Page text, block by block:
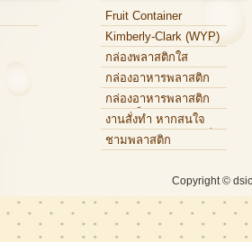
Fruit Container
Kimberly-Clark (WYP)
กล่องพลาสติกใส
กล่องอาหารพลาสติก
กล่องอาหารพลาสติก
แบบแข็ง
งานสั่งทำ หากสนใจ
กรุณาติดต่อเจ้าหน้าที่
ชามพลาสติก
Copyright ©